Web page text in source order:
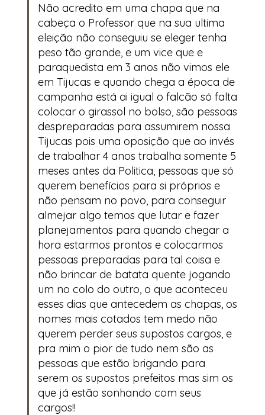
Não acredito em uma chapa que na
cabeça o Professor que na sua ultima
eleição não conseguiu se eleger tenha
peso tão grande, e um vice que e
paraquedista em 3 anos não vimos ele
em Tijucas e quando chega a época de
campanha está ai igual o falcão só falta
colocar o girassol no bolso, são pessoas
despreparadas para assumirem nossa
Tijucas pois uma oposição que ao invés
de trabalhar 4 anos trabalha somente 5
meses antes da Politica, pessoas que só
querem benefícios para si próprios e
não pensam no povo, para conseguir
almejar algo temos que lutar e fazer
planejamentos para quando chegar a
hora estarmos prontos e colocarmos
pessoas preparadas para tal coisa e
não brincar de batata quente jogando
um no colo do outro, o que aconteceu
esses dias que antecedem as chapas, os
nomes mais cotados tem medo não
querem perder seus supostos cargos, e
pra mim o pior de tudo nem são as
pessoas que estão brigando para
serem os supostos prefeitos mas sim os
que já estão sonhando com seus
cargos!!